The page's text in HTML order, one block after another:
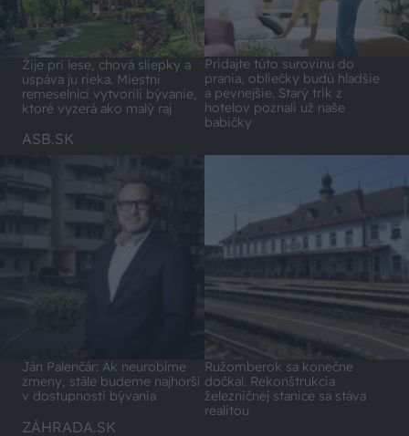
Žije pri lese, chová sliepky a
uspáva ju rieka. Miestni
remeselníci vytvorili bývanie,
ktoré vyzerá ako malý raj
Pridajte túto surovinu do
prania, obliečky budú hladšie
a pevnejšie. Starý trik z
hotelov poznali už naše
babičky
ASB.SK
Ján Palenčár: Ak neurobíme
zmeny, stále budeme najhorší
v dostupnosti bývania
Ružomberok sa konečne
dočkal. Rekonštrukcia
železničnej stanice sa stáva
realitou
ZÁHRADA.SK